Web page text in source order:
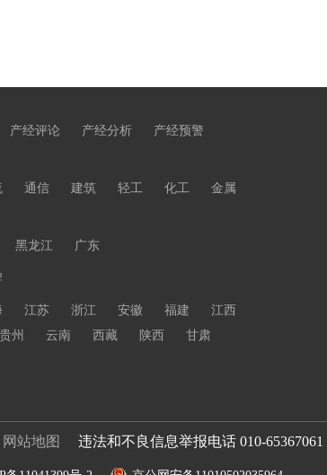
产经评论 产经分析
产经预警
通信 建筑 轻工 化工
金属
黑龙江 广东
江苏 浙江 安徽 福建
江西
贵州 云南 西藏 陕西
甘肃
网站地图 违法和不良信息举报电话 010-65367061